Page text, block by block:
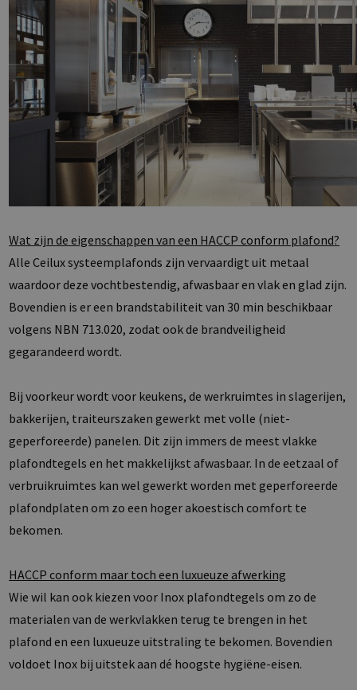
Wat zijn de eigenschappen van een HACCP conform plafond?
Alle Ceilux systeemplafonds zijn vervaardigt uit metaal
waardoor deze vochtbestendig, afwasbaar en vlak en glad zijn.
Bovendien is er een brandstabiliteit van 30 min beschikbaar
volgens NBN 713.020, zodat ook de brandveiligheid
gegarandeerd wordt.
Bij voorkeur wordt voor keukens, de werkruimtes in slagerijen,
bakkerijen, traiteurszaken gewerkt met volle (niet-
geperforeerde) panelen. Dit zijn immers de meest vlakke
plafondtegels en het makkelijkst afwasbaar. In de eetzaal of
verbruikruimtes kan wel gewerkt worden met geperforeerde
plafondplaten om zo een hoger akoestisch comfort te
bekomen.
HACCP conform maar toch een luxueuze afwerking
Wie wil kan ook kiezen voor Inox plafondtegels om zo de
materialen van de werkvlakken terug te brengen in het
plafond en een luxueuze uitstraling te bekomen. Bovendien
voldoet Inox bij uitstek aan dé hoogste hygiëne-eisen.